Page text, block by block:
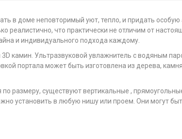
в доме неповторимый уют, тепло, и придать
реалистично, что практически не отличим от
и индивидуального подхода каждому.
3D камин. Ультразвуковой увлажнитель с водяным
портала может быть изготовлена из дерева,
по размеру, существуют вертикальные ,
установить в любую нишу или проем. Они могут